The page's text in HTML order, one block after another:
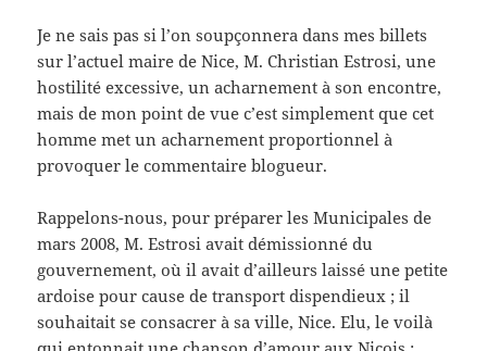
Je ne sais pas si l’on soupçonnera dans mes billets
sur l’actuel maire de Nice, M. Christian Estrosi, une
hostilité excessive, un acharnement à son encontre,
mais de mon point de vue c’est simplement que cet
homme met un acharnement proportionnel à
provoquer le commentaire blogueur.
Rappelons-nous, pour préparer les Municipales de
mars 2008, M. Estrosi avait démissionné du
gouvernement, où il avait d’ailleurs laissé une petite
ardoise pour cause de transport dispendieux ; il
souhaitait se consacrer à sa ville, Nice. Elu, le voilà